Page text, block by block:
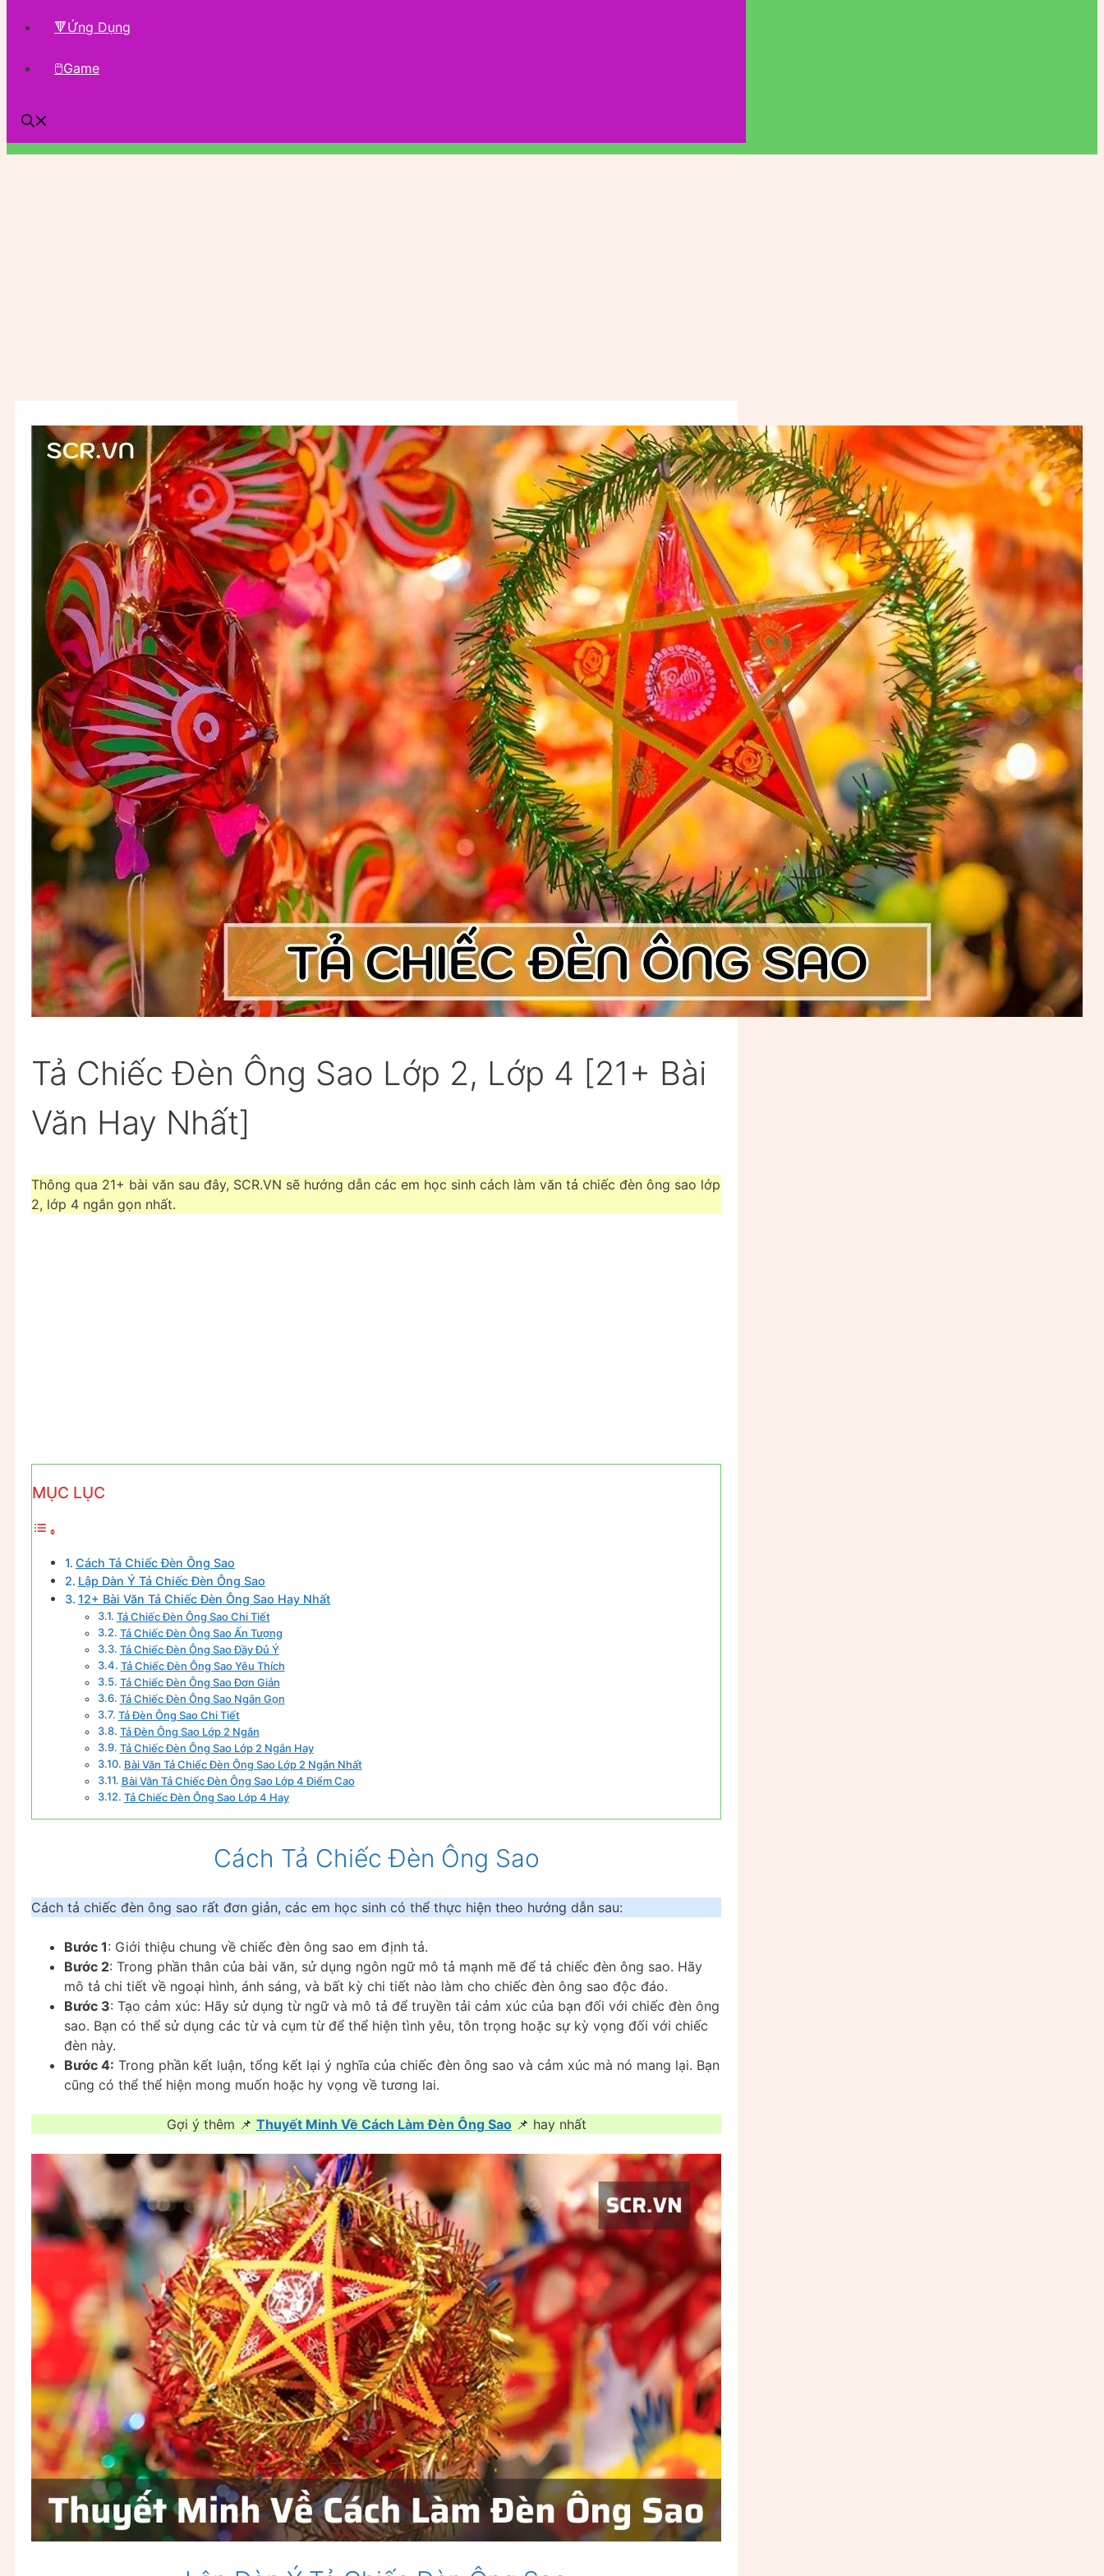
🔻Ứng Dụng
🖱Game
Tả Chiếc Đèn Ông Sao Lớp 2, Lớp 4 [21+ Bài
Văn Hay Nhất]
Thông qua 21+ bài văn sau đây, SCR.VN sẽ hướng dẫn các em học sinh cách làm văn tả chiếc đèn ông sao lớp
2, lớp 4 ngắn gọn nhất.
MỤC LỤC
Cách Tả Chiếc Đèn Ông Sao
Lập Dàn Ý Tả Chiếc Đèn Ông Sao
12+ Bài Văn Tả Chiếc Đèn Ông Sao Hay Nhất
Tả Chiếc Đèn Ông Sao Chi Tiết
Tả Chiếc Đèn Ông Sao Ấn Tượng
Tả Chiếc Đèn Ông Sao Đầy Đủ Ý
Tả Chiếc Đèn Ông Sao Yêu Thích
Tả Chiếc Đèn Ông Sao Đơn Giản
Tả Chiếc Đèn Ông Sao Ngắn Gọn
Tả Đèn Ông Sao Chi Tiết
Tả Đèn Ông Sao Lớp 2 Ngắn
Tả Chiếc Đèn Ông Sao Lớp 2 Ngắn Hay
Bài Văn Tả Chiếc Đèn Ông Sao Lớp 2 Ngắn Nhất
Bài Văn Tả Chiếc Đèn Ông Sao Lớp 4 Điểm Cao
Tả Chiếc Đèn Ông Sao Lớp 4 Hay
Cách Tả Chiếc Đèn Ông Sao
Cách tả chiếc đèn ông sao rất đơn giản, các em học sinh có thể thực hiện theo hướng dẫn sau:
Bước 1: Giới thiệu chung về chiếc đèn ông sao em định tả.
Bước 2: Trong phần thân của bài văn, sử dụng ngôn ngữ mô tả mạnh mẽ để tả chiếc đèn ông sao. Hãy
mô tả chi tiết về ngoại hình, ánh sáng, và bất kỳ chi tiết nào làm cho chiếc đèn ông sao độc đáo.
Bước 3: Tạo cảm xúc: Hãy sử dụng từ ngữ và mô tả để truyền tải cảm xúc của bạn đối với chiếc đèn ông
sao. Bạn có thể sử dụng các từ và cụm từ để thể hiện tình yêu, tôn trọng hoặc sự kỳ vọng đối với chiếc
đèn này.
Bước 4: Trong phần kết luận, tổng kết lại ý nghĩa của chiếc đèn ông sao và cảm xúc mà nó mang lại. Bạn
cũng có thể thể hiện mong muốn hoặc hy vọng về tương lai.
Gợi ý thêm 📌 Thuyết Minh Về Cách Làm Đèn Ông Sao📌 hay nhất